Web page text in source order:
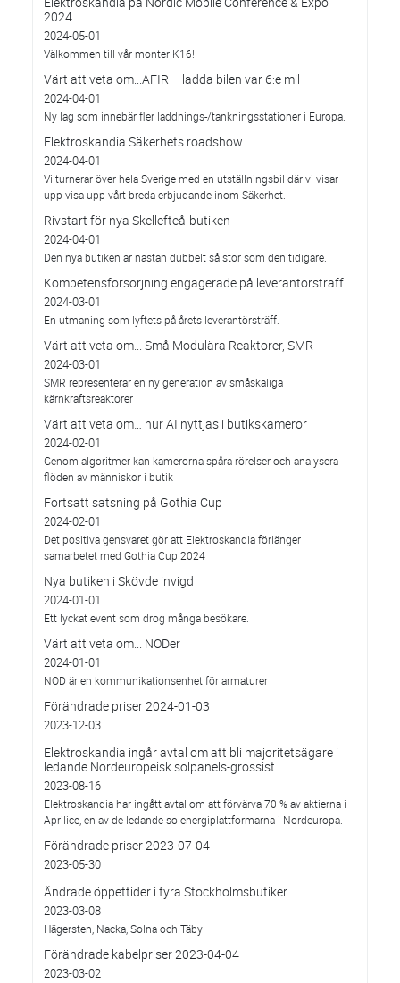
2024
2024-05-01
Välkommen till vår monter K16!
Värt att veta om...AFIR – ladda bilen var 6:e mil
2024-04-01
Ny lag som innebär fler laddnings-/tankningsstationer i Europa.
Elektroskandia Säkerhets roadshow
2024-04-01
Vi turnerar över hela Sverige med en utställningsbil där vi visar
upp visa upp vårt breda erbjudande inom Säkerhet.
Rivstart för nya Skellefteå-butiken
2024-04-01
Den nya butiken är nästan dubbelt så stor som den tidigare.
Kompetensförsörjning engagerade på leverantörsträff
2024-03-01
En utmaning som lyftets på årets leverantörsträff.
Värt att veta om... Små Modulära Reaktorer, SMR
2024-03-01
SMR representerar en ny generation av småskaliga
kärnkraftsreaktorer
Värt att veta om… hur AI nyttjas i butikskameror
2024-02-01
Genom algoritmer kan kamerorna spåra rörelser och analysera
flöden av människor i butik
Fortsatt satsning på Gothia Cup
2024-02-01
Det positiva gensvaret gör att Elektroskandia förlänger
samarbetet med Gothia Cup 2024
Nya butiken i Skövde invigd
2024-01-01
Ett lyckat event som drog många besökare.
Värt att veta om... NODer
2024-01-01
NOD är en kommunikationsenhet för armaturer
Förändrade priser 2024-01-03
2023-12-03
Elektroskandia ingår avtal om att bli majoritetsägare i
ledande Nordeuropeisk solpanels-grossist
2023-08-16
Elektroskandia har ingått avtal om att förvärva 70 % av aktierna i
Aprilice, en av de ledande solenergiplattformarna i Nordeuropa.
Förändrade priser 2023-07-04
2023-05-30
Ändrade öppettider i fyra Stockholmsbutiker
2023-03-08
Hägersten, Nacka, Solna och Täby
Förändrade kabelpriser 2023-04-04
2023-03-02